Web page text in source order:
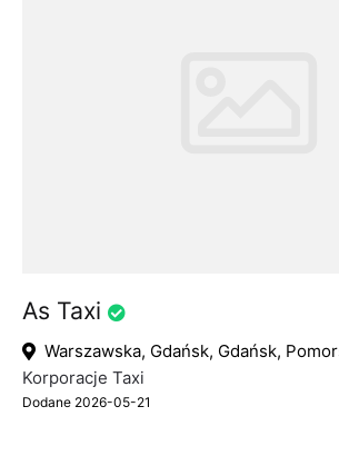
As Taxi
Warszawska, Gdańsk, Gdańsk,
Korporacje Taxi
Dodane 2026-05-21